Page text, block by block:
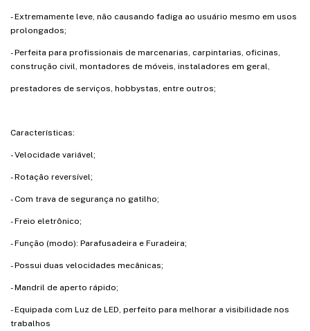
- Extremamente leve, não causando fadiga ao usuário mesmo em usos
prolongados;
- Perfeita para profissionais de marcenarias, carpintarias, oficinas,
construção civil, montadores de móveis, instaladores em geral,
prestadores de serviços, hobbystas, entre outros;
Características:
- Velocidade variável;
- Rotação reversível;
- Com trava de segurança no gatilho;
- Freio eletrônico;
- Função (modo): Parafusadeira e Furadeira;
- Possui duas velocidades mecânicas;
- Mandril de aperto rápido;
- Equipada com Luz de LED, perfeito para melhorar a visibilidade nos
trabalhos